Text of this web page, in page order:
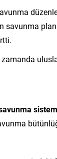
savunma